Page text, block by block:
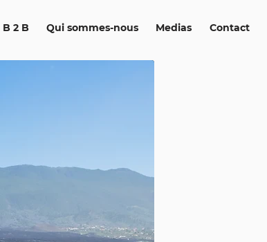
B 2 B Qui sommes-nous Medias Contact